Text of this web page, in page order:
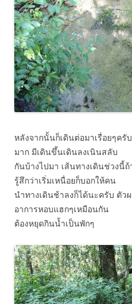
หลังจากนั้นก็เดินต่อมาเรื่อยๆครั
มาก มีเดินขึ้นเดินลงเนินสลับ
กันบ้างไปมา เส้นทางเดินช่วงนี้
รู้สึกว่าเริ่มเหนื่อยก็บอกให้คน
นำทางเดินช้าลงก็ได้นะครับ ตัว
อาการหอบแฮกๆเหมือนกัน
ต้องหยุดกินน้ำเป็นพักๆ